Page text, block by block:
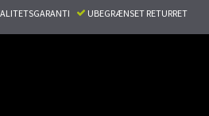
UBEGRÆNSET RETURRET